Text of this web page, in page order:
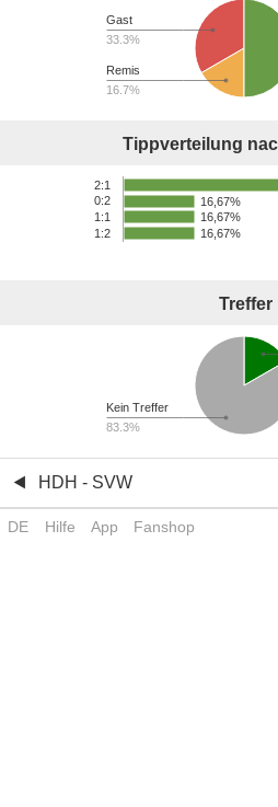
Remis
16.7%
Gast
33.3%
Tippverteilung
2:1
0:2
1:1
1:2
16,67%
16,67%
16,67%
Treffer
Kein Treffer
83.3%
HDH - SVW
DE Hilfe App Fanshop